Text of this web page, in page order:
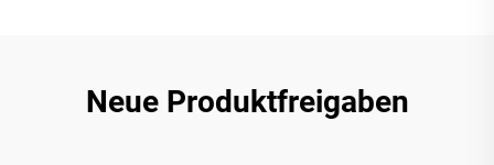
Neue Produktfreigaben